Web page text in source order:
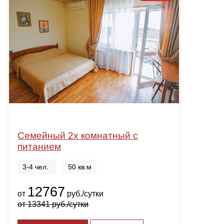
Семейный 2х комнатный с
питанием
3-4 чел. 50 кв.м
от 12767 руб./сутки
от13341руб./сутки